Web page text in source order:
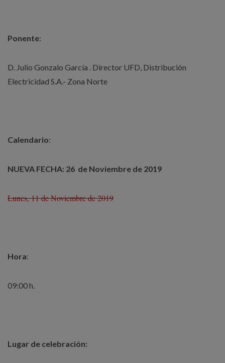
Ponente:
D. Julio Gonzalo García . Director UFD, Distribución
Electricidad S.A.- Zona Norte
Calendario:
NUEVA FECHA: 26 de Noviembre de 2019
Lunes, 11 de Noviembre de 2019
Hora:
09:00 h.
Lugar de celebración: